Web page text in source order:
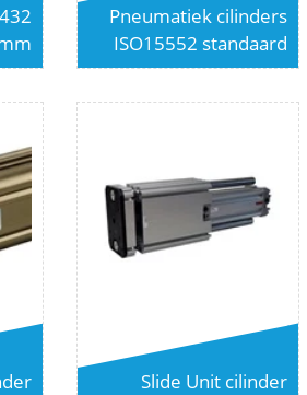
Pneumatiek cilinders
ISO15552 standaard
Slide Unit cilinder